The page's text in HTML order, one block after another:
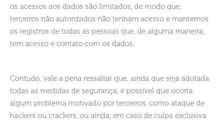
os acessos aos dados são limitados, de modo que,
terceiros não autorizados não tenham acesso e mantemos
os registros de todas as pessoas que, de alguma maneira,
tem acesso e contato com os dados.
Contudo, vale a pena ressaltar que, ainda que seja adotada
todas as medidas de segurança, é possível que ocorra
algum problema motivado por terceiros, como ataque de
hackers ou crackers, ou ainda, em caso de culpa exclusiva